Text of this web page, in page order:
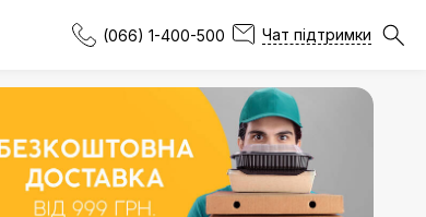
(066) 1-400-500 Чат підтримки